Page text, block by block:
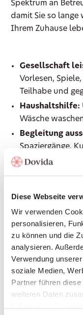
Diese Webseite
Wir verwenden
personalisieren,
zu können und die
analysieren.
Verwendung
soziale Medien,
Partner führen
weiteren Daten
Spektrum an
damit Sie so
Ihrem Zuhause
Gesellschaft
Vorlesen,
Teilhabe und
Haushaltshilfe:
Wäsche
Begleitung
Spaziergänge,
Ihrer Seite
Einkaufen und
Grundpflege:
Körperpflege,
der Mobilität
Erinnerung an
Medikamente
einnehmen
Betreuung bei
Spezialisierte,
kognitiven oder